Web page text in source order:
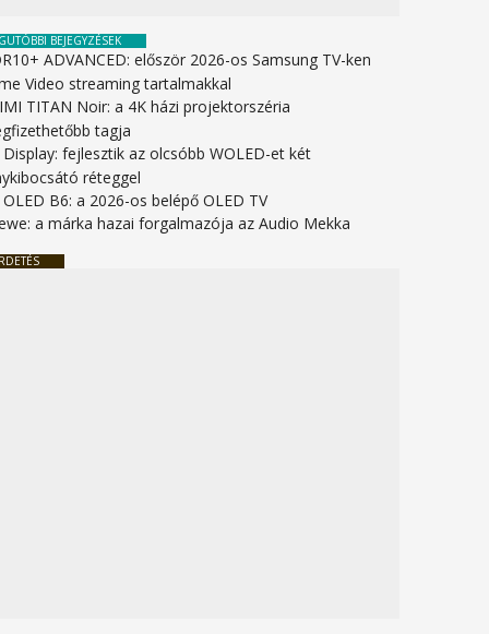
BEJEGYZÉSEK
ADVANCED: először 2026-os Samsung TV-ken
Video streaming tartalmakkal
TITAN Noir: a 4K házi projektorszéria
tagja
Display: fejlesztik az olcsóbb WOLED-et két
réteggel
OLED B6: a 2026-os belépő OLED TV
a márka hazai forgalmazója az Audio Mekka